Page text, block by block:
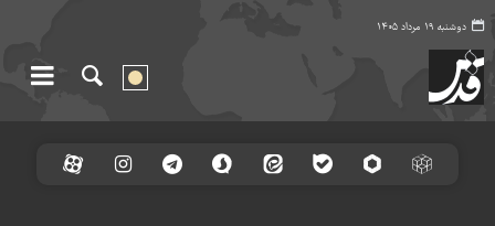
دوشنبه ۱۹ مرداد ۱۴۰۵